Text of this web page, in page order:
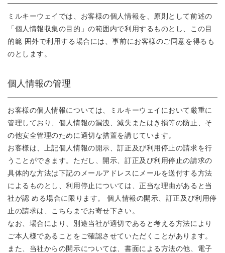
ミルキーウェイでは、お客様の個人情報を、原則として前述の
「個人情報収集の目的」の範囲内で利用するものとし、この目
的範 囲外で利用する場合には、事前にお客様のご同意を得るも
のとします。
個人情報の管理
お客様の個人情報については、ミルキーウェイにおいて厳重に
管理しており、個人情報の漏洩、滅失またはき損等の防止、そ
の他安全管理のために適切な措置を講じています。
お客様は、上記個人情報の開示、訂正及び利用停止の請求を行
うことができます。ただし、開示、訂正及び利用停止の請求の
具体的な方法は下記のメールアドレスにメールを送付する方法
によるものとし、利用停止については、正当な理由があると当
社が認 める場合に限ります。 個人情報の開示、訂正及び利用停
止の請求は、こちらまでお寄せ下さい。
なお、場合により、別途当社が適切であると考える方法により
ご本人様であることをご確認させていただくことがあります。
また、当社からの開示については、書面による方法の他、電子